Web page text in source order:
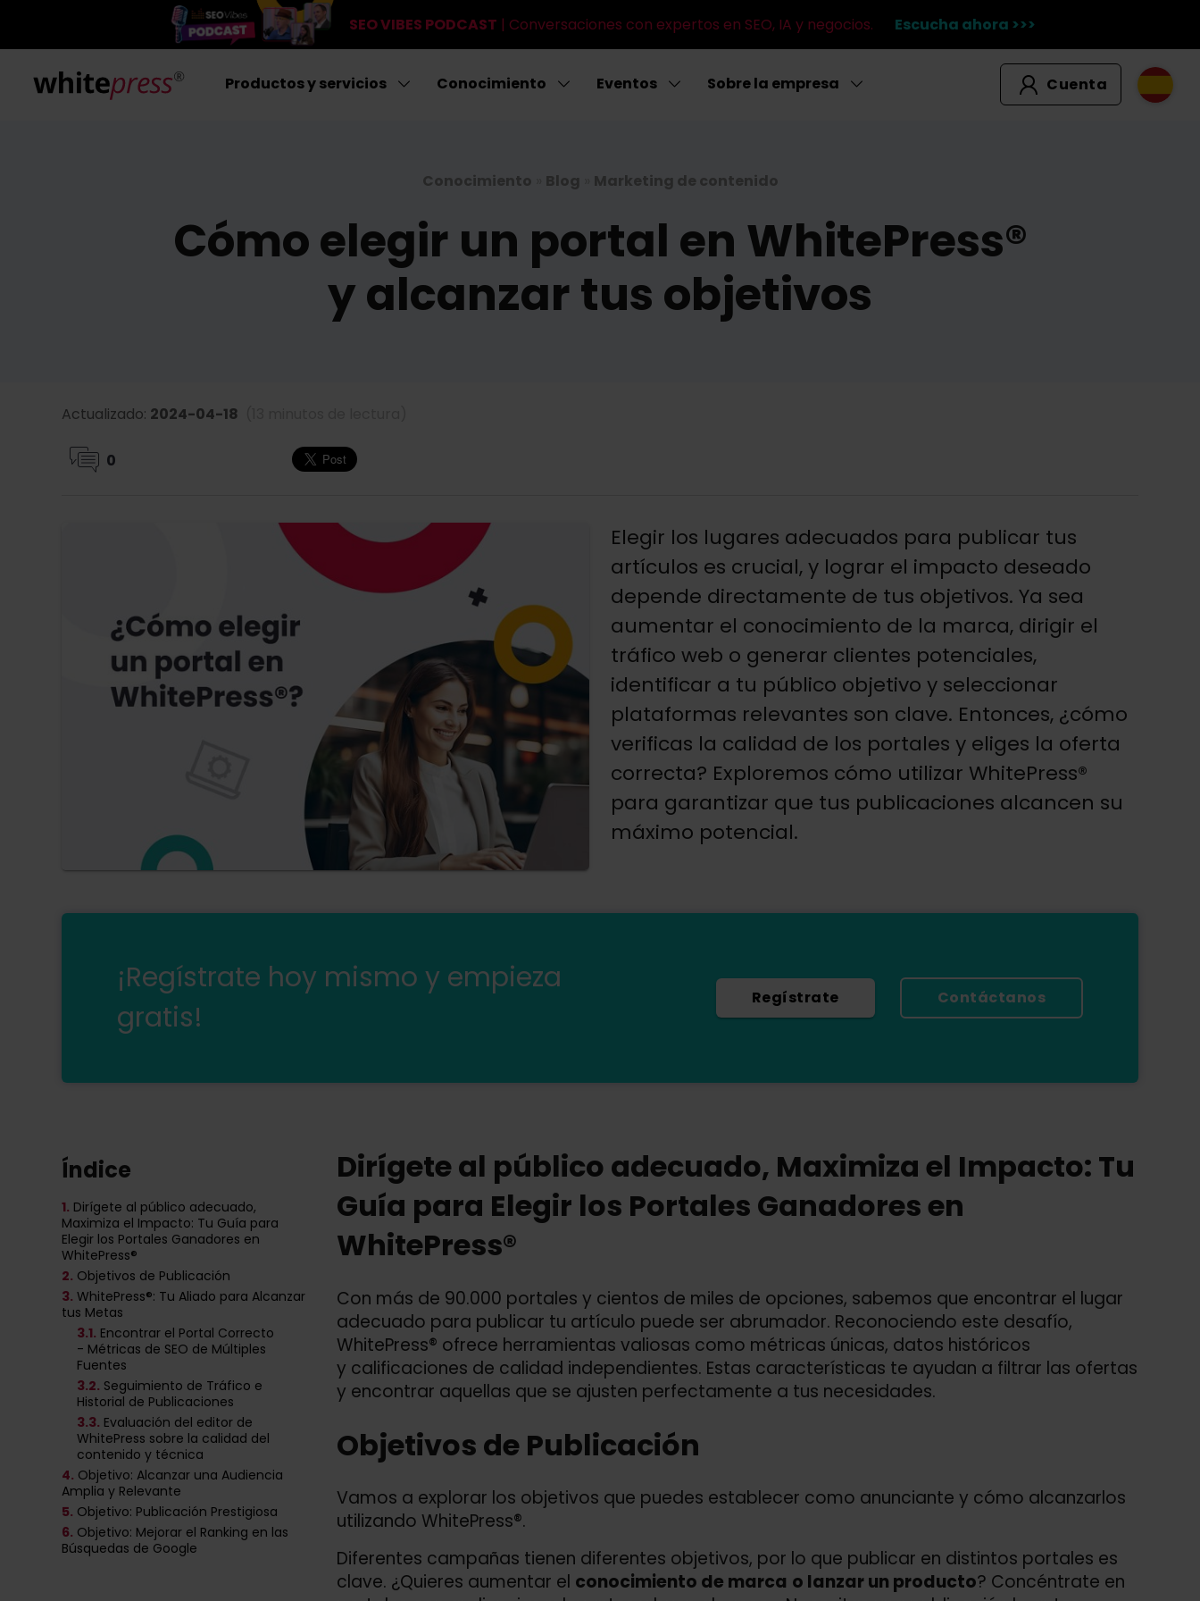
SEO VIBES PODCAST | Conversaciones con expertos en SEO, IA y negocios. Escucha ahora >>>
Productos y servicios Conocimiento Eventos Sobre la empresa Cuenta
Conocimiento Blog Marketing de contenido
Cómo elegir un portal en WhitePress®
y alcanzar tus objetivos
Actualizado: 2024-04-18
0
Elegir los lugares adecuados para publicar tus
artículos es crucial, y lograr el impacto deseado
depende directamente de tus objetivos. Ya sea
aumentar el conocimiento de la marca, dirigir el
tráfico web o generar clientes potenciales,
identificar a tu público objetivo y seleccionar
plataformas relevantes son clave. Entonces, ¿cómo
verificas la calidad de los portales y eliges la oferta
correcta? Exploremos cómo utilizar WhitePress®
para garantizar que tus publicaciones alcancen su
máximo potencial.
¡Regístrate hoy mismo y empieza
gratis!
Regístrate Contáctanos
Índice
1. Dirígete al público adecuado,
Maximiza el Impacto: Tu Guía para
Elegir los Portales Ganadores en
WhitePress®
2. Objetivos de Publicación
3. WhitePress®: Tu Aliado para Alcanzar
tus Metas
3.1. Encontrar el Portal Correcto
- Métricas de SEO de Múltiples
Fuentes
3.2. Seguimiento de Tráfico e
Historial de Publicaciones
3.3. Evaluación del editor de
WhitePress sobre la calidad del
contenido y técnica
4. Objetivo: Alcanzar una Audiencia
Amplia y Relevante
5. Objetivo: Publicación Prestigiosa
6. Objetivo: Mejorar el Ranking en las
Búsquedas de Google
Dirígete al público adecuado, Maximiza el Impacto: Tu
Guía para Elegir los Portales Ganadores en
WhitePress®
Con más de 90.000 portales y cientos de miles de opciones, sabemos que encontrar el lugar
adecuado para publicar tu artículo puede ser abrumador. Reconociendo este desafío,
WhitePress® ofrece herramientas valiosas como métricas únicas, datos históricos
y calificaciones de calidad independientes. Estas características te ayudan a filtrar las ofertas
y encontrar aquellas que se ajusten perfectamente a tus necesidades.
Objetivos de Publicación
Vamos a explorar los objetivos que puedes establecer como anunciante y cómo alcanzarlos
utilizando WhitePress®.
Diferentes campañas tienen diferentes objetivos, por lo que publicar en distintos portales es
clave. ¿Quieres aumentar el conocimiento de marca o lanzar un producto? Concéntrate en